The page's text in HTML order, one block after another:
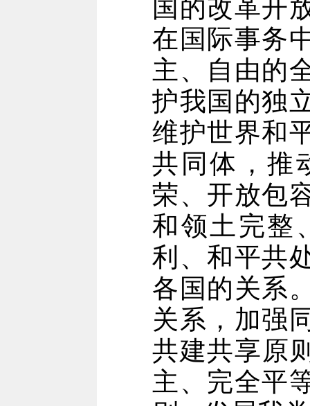
国的改革开
在国际事务
主、自由的
护我国的独
维护世界和
共同体，推
荣、开放包
和领土完整
利、和平共
各国的关系
关系，加强
共建共享原
主、完全平